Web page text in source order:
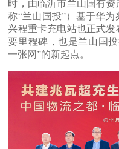
时，由临沂市兰山国有
称“兰山国投”）基于华
兴程重卡充电站也正式
要里程碑，也是兰山国
一张网”的新起点。